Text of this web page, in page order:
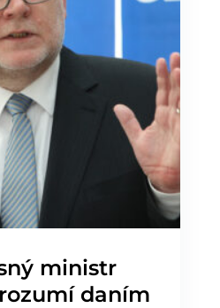
ministr
daním